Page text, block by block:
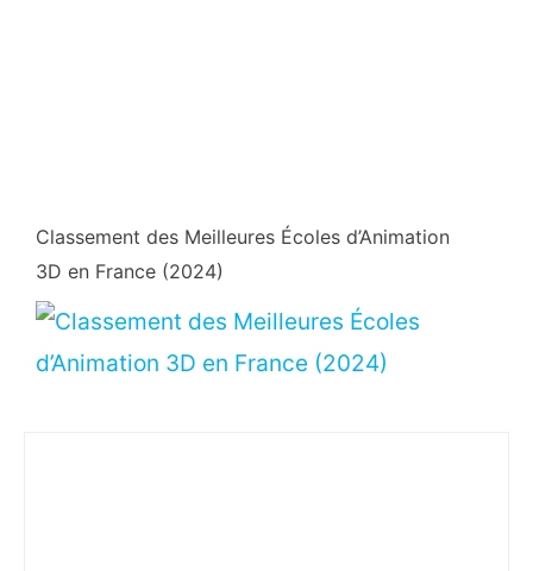
Classement des Meilleures Écoles d’Animation
3D en France (2024)